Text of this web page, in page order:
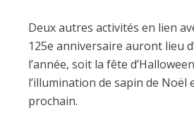
Deux autres activités en lien
125e anniversaire auront lieu
l’année, soit la fête
l’illumination de sapin de Noël
prochain.